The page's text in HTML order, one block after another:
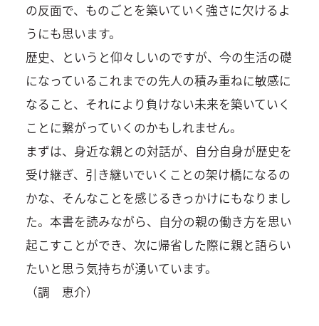
の反面で、ものごとを築いていく強さに欠けるよ
うにも思います。
歴史、というと仰々しいのですが、今の生活の礎
になっているこれまでの先人の積み重ねに敏感に
なること、それにより負けない未来を築いていく
ことに繋がっていくのかもしれません。
まずは、身近な親との対話が、自分自身が歴史を
受け継ぎ、引き継いでいくことの架け橋になるの
かな、そんなことを感じるきっかけにもなりまし
た。本書を読みながら、自分の親の働き方を思い
起こすことができ、次に帰省した際に親と語らい
たいと思う気持ちが湧いています。
（調 恵介）